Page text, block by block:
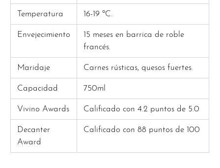
Temperatura 16-19 ºC.
Envejecimiento
15 meses en barrica de roble
francés.
Maridaje Carnes rústicas, quesos fuertes.
Capacidad 750ml
Vivino Awards Calificado con 4.2 puntos de 5.0
Decanter
Award
Calificado con 88 puntos de 100